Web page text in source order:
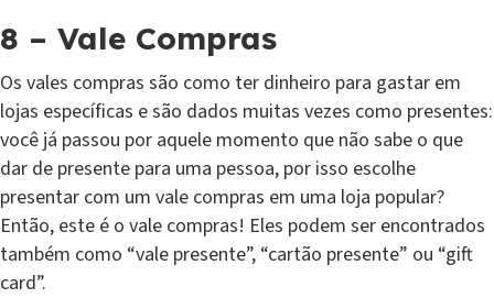
8 – Vale Compras
Os vales compras são como ter dinheiro para gastar em
lojas específicas e são dados muitas vezes como presentes:
você já passou por aquele momento que não sabe o que
dar de presente para uma pessoa, por isso escolhe
presentar com um vale compras em uma loja popular?
Então, este é o vale compras! Eles podem ser encontrados
também como “vale presente”, “cartão presente” ou “gift
card”.